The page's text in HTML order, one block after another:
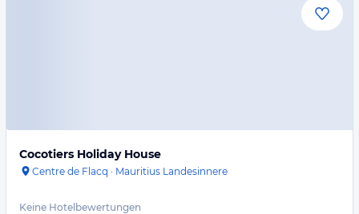
Cocotiers Holiday House
Centre de Flacq · Mauritius Landesinnere
Keine Hotelbewertungen